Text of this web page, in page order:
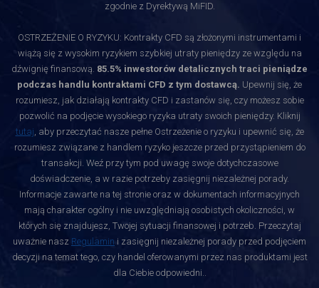
zgodnie z Dyrektywą MiFID.
OSTRZEŻENIE O RYZYKU: Kontrakty CFD są złożonymi instrumentami i
wiążą się z wysokim ryzykiem szybkiej utraty pieniędzy ze względu na
dźwignię finansową. 85.5% inwestorów detalicznych traci pieniądze
podczas handlu kontraktami CFD z tym dostawcą. Upewnij się, że
rozumiesz, jak działają kontrakty CFD i zastanów się, czy możesz sobie
pozwolić na podjęcie wysokiego ryzyka utraty swoich pieniędzy. Kliknij
tutaj, aby przeczytać nasze pełne Ostrzeżenie o ryzyku i upewnić się, że
rozumiesz związane z handlem ryzyko jeszcze przed przystąpieniem do
transakcji. Weź przy tym pod uwagę swoje dotychczasowe
doświadczenie, a w razie potrzeby zasięgnij niezależnej porady.
Informacje zawarte na tej stronie oraz w dokumentach informacyjnych
mają charakter ogólny i nie uwzględniają osobistych okoliczności, w
których się znajdujesz, Twojej sytuacji finansowej i potrzeb. Przeczytaj
uważnie nasz Regulamin i zasięgnij niezależnej porady przed podjęciem
decyzji na temat tego, czy handel oferowanymi przez nas produktami jest
dla Ciebie odpowiedni..